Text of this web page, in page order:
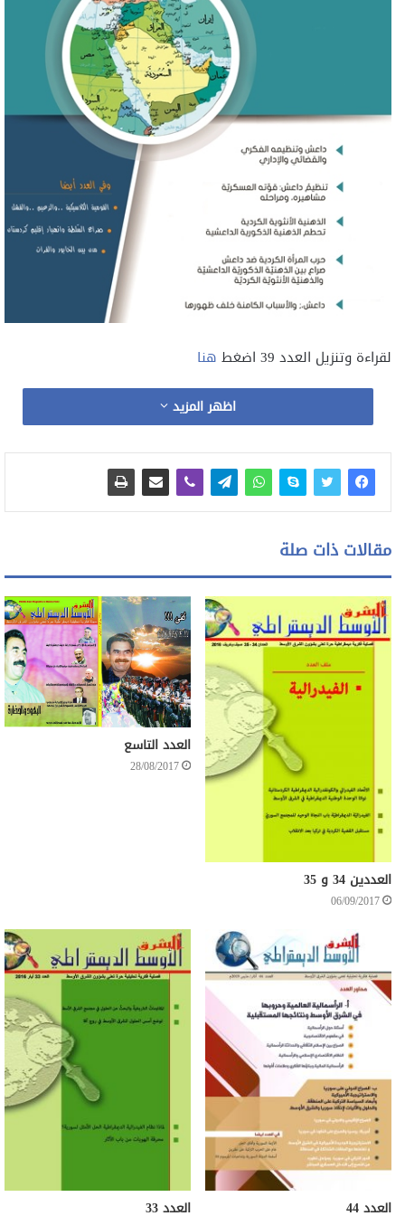
لقراءة وتنزيل العدد 39 اضغط هنا
اظهر المزيد
مقالات ذات صلة
العددين 34 و 35
06/09/2017
العدد التاسع
28/08/2017
العدد 44 العدد 33